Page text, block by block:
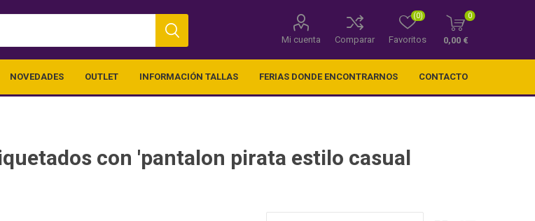
Mi cuenta Comparar Favoritos
(0) 0
0,00 €
NOVEDADES OUTLET INFORMACIÓN TALLAS FERIAS DONDE ENCONTRARNOS CONTACTO
con 'pantalon pirata estilo casual